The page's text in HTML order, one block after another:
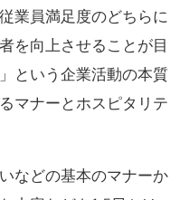
業員満足度のどちらに
を向上させることが目
という企業活動の本質
マナーとホスピタリテ
などの基本のマナーか